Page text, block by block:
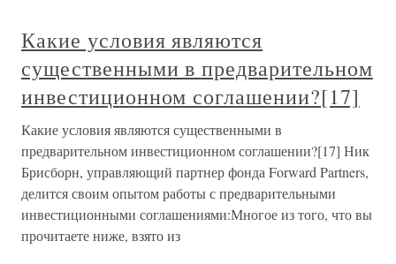
Какие условия являются
существенными в предварительном
инвестиционном соглашении?[17]
Какие условия являются существенными в
предварительном инвестиционном соглашении?[17] Ник
Брисборн, управляющий партнер фонда Forward Partners,
делится своим опытом работы с предварительными
инвестиционными соглашениями:Многое из того, что вы
прочитаете ниже, взято из